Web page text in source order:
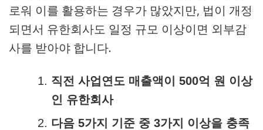
로워 이를 활용하는 경우가 많았지만, 법이 개정
되면서 유한회사도 일정 규모 이상이면 외부감
사를 받아야 합니다.
직전 사업연도 매출액이 500억 원 이상
인 유한회사
다음 5가지 기준 중 3가지 이상을 충족